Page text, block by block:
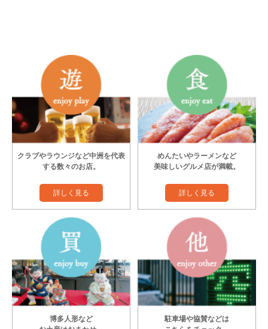
クラブやラウンジなど中洲を代表
する数々のお店。
詳しく見る
めんたいやラーメンなど
美味しいグルメ店が満載。
詳しく見る
博多人形など
駐車場や協賛などは